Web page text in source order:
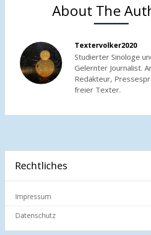
About The
Textervolker2020
Studierter Sinologe
Gelernter Journalist.
Redakteur,
freier Texter.
Rechtliches
Impressum
Datenschutz